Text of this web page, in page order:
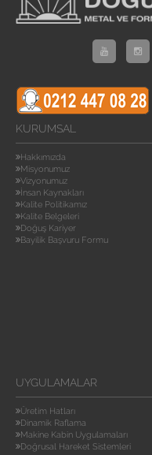
KURUMSAL
Hakkımızda
Misyonumuz
Vizyonumuz
İnsan Kaynakları
Kalite Politikamız
Kalite Belgeleri
Doğuş Kariyer
Bayilik Başvuru Formu
UYGULAMALAR
Üretim Hatları
Dinamik Raflama
Makine Kabin Uygulamaları
Doğrusal Hareket Sistemleri